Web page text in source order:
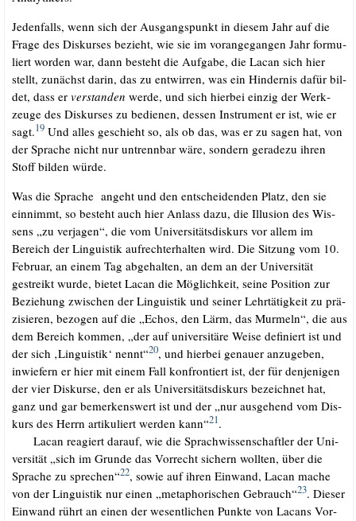
Jeden­falls, wenn sich der Aus­gangs­punkt in die­sem Jahr auf die
Fra­ge des Dis­kur­ses bezieht, wie sie im vor­an­ge­gan­gen Jahr for­mu­
liert wor­den war, dann besteht die Auf­ga­be, die Lacan sich hier
stellt, zunächst dar­in, das zu ent­wir­ren, was ein Hin­der­nis dafür bil­
det, dass er ver­stan­den wer­de, und sich hier­bei ein­zig der Werk­
zeu­ge des Dis­kur­ses zu bedie­nen, des­sen Instru­ment er ist, wie er
sagt.19Und alles geschieht so, als ob das, was er zu sagen hat, von
der Spra­che nicht nur untrenn­bar wäre, son­dern gera­de­zu ihren
Stoff bil­den wür­de.
Was die Spra­che angeht und den ent­schei­den­den Platz, den sie
ein­nimmt, so besteht auch hier Anlass dazu, die Illu­si­on des Wis­
sens „zu ver­ja­gen“, die vom Uni­ver­si­täts­dis­kurs vor allem im
Bereich der Lin­gu­is­tik auf­recht­erhal­ten wird. Die Sit­zung vom 10.
Febru­ar, an einem Tag abge­hal­ten, an dem an der Uni­ver­si­tät
gestreikt wur­de, bie­tet Lacan die Mög­lich­keit, sei­ne Posi­ti­on zur
Bezie­hung zwi­schen der Lin­gu­is­tik und sei­ner Lehr­tä­tig­keit zu prä­
zi­sie­ren, bezo­gen auf die „Echos, den Lärm, das Mur­meln“, die aus
dem Bereich kom­men, „der auf uni­ver­si­tä­re Wei­se defi­niert ist und
der sich ‚Lin­gu­is­tik‘ nennt“20, und hier­bei genau­er anzu­ge­ben,
inwie­fern er hier mit einem Fall kon­fron­tiert ist, der für den­je­ni­gen
der vier Dis­kur­se, den er als Uni­ver­si­täts­dis­kurs bezeich­net hat,
ganz und gar bemer­kens­wert ist und der „nur aus­ge­hend vom Dis­
kurs des Herrn arti­ku­liert wer­den kann“21.
Lacan reagiert dar­auf, wie die Sprach­wis­sen­schaft­ler der Uni­
ver­si­tät „sich im Grun­de das Vor­recht sichern woll­ten, über die
Spra­che zu spre­chen“22, sowie auf ihren Ein­wand, Lacan mache
von der Lin­gu­is­tik nur einen „meta­pho­ri­schen Gebrauch“23. Die­ser
Ein­wand rührt an einen der wesent­li­chen Punk­te von Lacans Vor­